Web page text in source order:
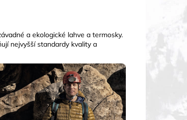
a ekologické lahve a termosky.
nejvyšší standardy kvality a